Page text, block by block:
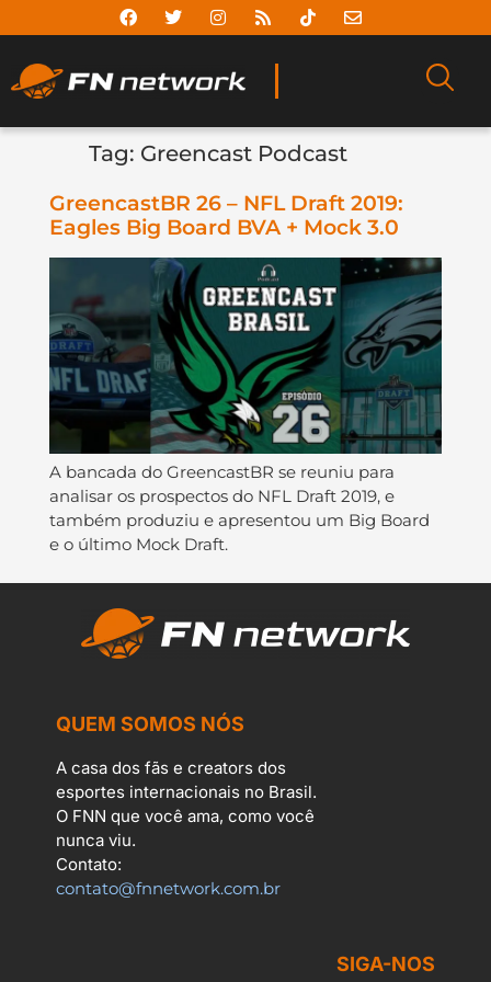
Tag: Greencast Podcast
GreencastBR 26 – NFL Draft 2019:
Eagles Big Board BVA + Mock 3.0
A bancada do GreencastBR se reuniu para
analisar os prospectos do NFL Draft 2019, e
também produziu e apresentou um Big Board
e o último Mock Draft.
QUEM SOMOS NÓS
A casa dos fãs e creators dos
esportes internacionais no Brasil.
O FNN que você ama, como você
nunca viu.
Contato:
contato@fnnetwork.com.br
SIGA-NOS